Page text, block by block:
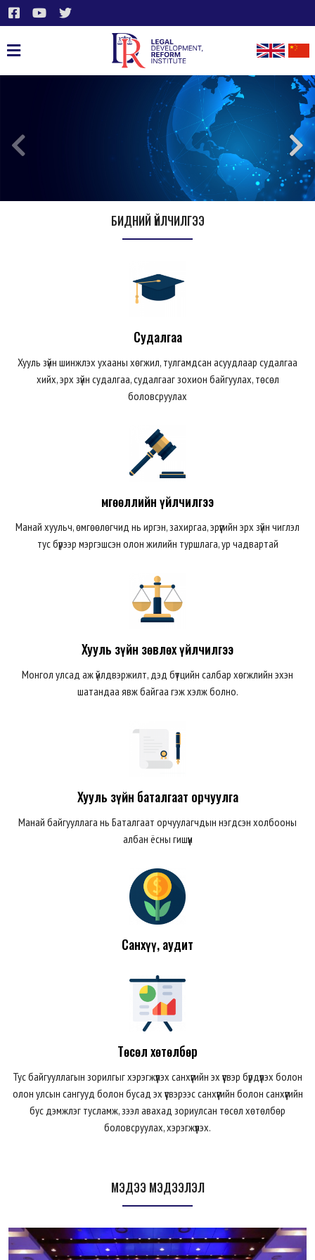
БИДНИЙ ҮЙЛЧИЛГЭЭ
Судалгаа
Хууль зүйн шинжлэх ухааны хөгжил, тулгамдсан асуудлаар судалгаа
хийх, эрх зүйн судалгаа, судалгааг зохион байгуулах, төсөл
боловсруулах
Өмгөөллийн үйлчилгээ
Манай хуульч, өмгөөлөгчид нь иргэн, захиргаа, эрүүгийн эрх зүйн чиглэл
тус бүрээр мэргэшсэн олон жилийн туршлага, ур чадвартай
Хууль зүйн зөвлөх үйлчилгээ
Монгол улсад аж үйлдвэржилт, дэд бүтцийн салбар хөгжлийн эхэн
шатандаа явж байгаа гэж хэлж болно.
Хууль зүйн баталгаат орчуулга
Манай байгууллага нь Баталгаат орчуулагчдын нэгдсэн холбооны
албан ёсны гишүүн
Санхүү, аудит
Төсөл хөтөлбөр
Тус байгууллагын зорилгыг хэрэгжүүлэх санхүүгийн эх үүсвэр бүрдүүлэх болон
олон улсын сангууд болон бусад эх үүсвэрээс санхүүгийн болон санхүүгийн
бус дэмжлэг тусламж, зээл авахад зориулсан төсөл хөтөлбөр
боловсруулах, хэрэгжүүлэх.
МЭДЭЭ МЭДЭЭЛЭЛ